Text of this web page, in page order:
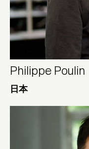
Philippe Poulin
日本